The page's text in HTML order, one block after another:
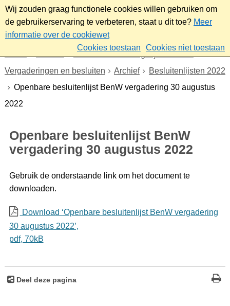
Wij zouden graag functionele cookies willen gebruiken om
de gebruikerservaring te verbeteren, staat u dit toe? Meer
informatie over de cookiewet
Cookies toestaan
Cookies niet toestaan
Gemeenteraad/Dagelijks bestuur
Vergaderingen en besluiten
Archief
Besluitenlijsten 2022
Openbare besluitenlijst BenW vergadering 30 augustus
2022
Openbare besluitenlijst BenW
vergadering 30 augustus 2022
Gebruik de onderstaande link om het document te
downloaden.
Download ‘Openbare besluitenlijst BenW vergadering
30 augustus 2022’,
pdf, 70kB
Deel deze pagina